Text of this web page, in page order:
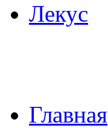
Лекус
Главная